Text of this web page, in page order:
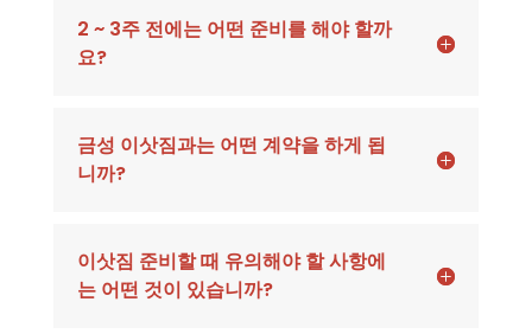
2 ~ 3주 전에는 어떤 준비를 해야 할까
요?
금성 이삿짐과는 어떤 계약을 하게 됩
니까?
이삿짐 준비할 때 유의해야 할 사항에
는 어떤 것이 있습니까?